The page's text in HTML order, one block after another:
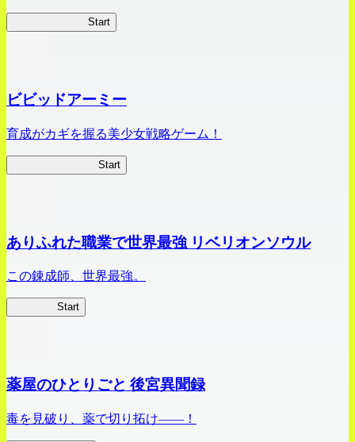
Start
ビビッドアーミー
育成がカギを握る美少女戦略ゲーム！
Start
ありふれた職業で世界最強 リベリオンソウル
この錬成師、世界最強。
Start
薬屋のひとりごと 後宮異聞録
毒を見破り、薬で切り拓け――！